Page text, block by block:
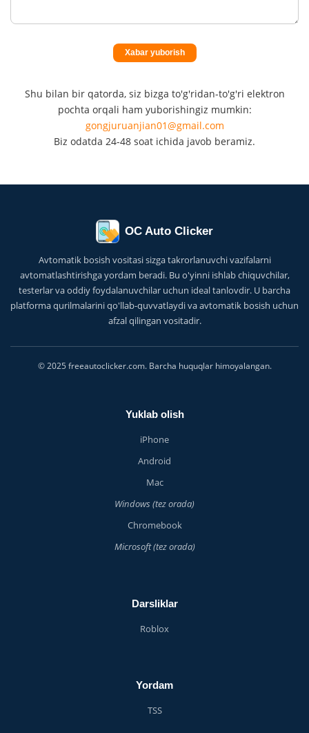
Xabar yuborish
Shu bilan bir qatorda, siz bizga to'g'ridan-to'g'ri elektron
pochta orqali ham yuborishingiz mumkin:
gongjuruanjian01@gmail.com
Biz odatda 24-48 soat ichida javob beramiz.
OC Auto Clicker
Avtomatik bosish vositasi sizga takrorlanuvchi vazifalarni
avtomatlashtirishga yordam beradi. Bu o'yinni ishlab chiquvchilar,
testerlar va oddiy foydalanuvchilar uchun ideal tanlovdir. U barcha
platforma qurilmalarini qo'llab-quvvatlaydi va avtomatik bosish uchun
afzal qilingan vositadir.
© 2025 freeautoclicker.com. Barcha huquqlar himoyalangan.
Yuklab olish
iPhone
Android
Mac
Windows (tez orada)
Chromebook
Microsoft (tez orada)
Darsliklar
Roblox
Yordam
TSS